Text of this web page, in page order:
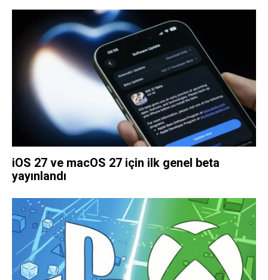
iOS 27 ve macOS 27 için ilk genel beta
yayınlandı